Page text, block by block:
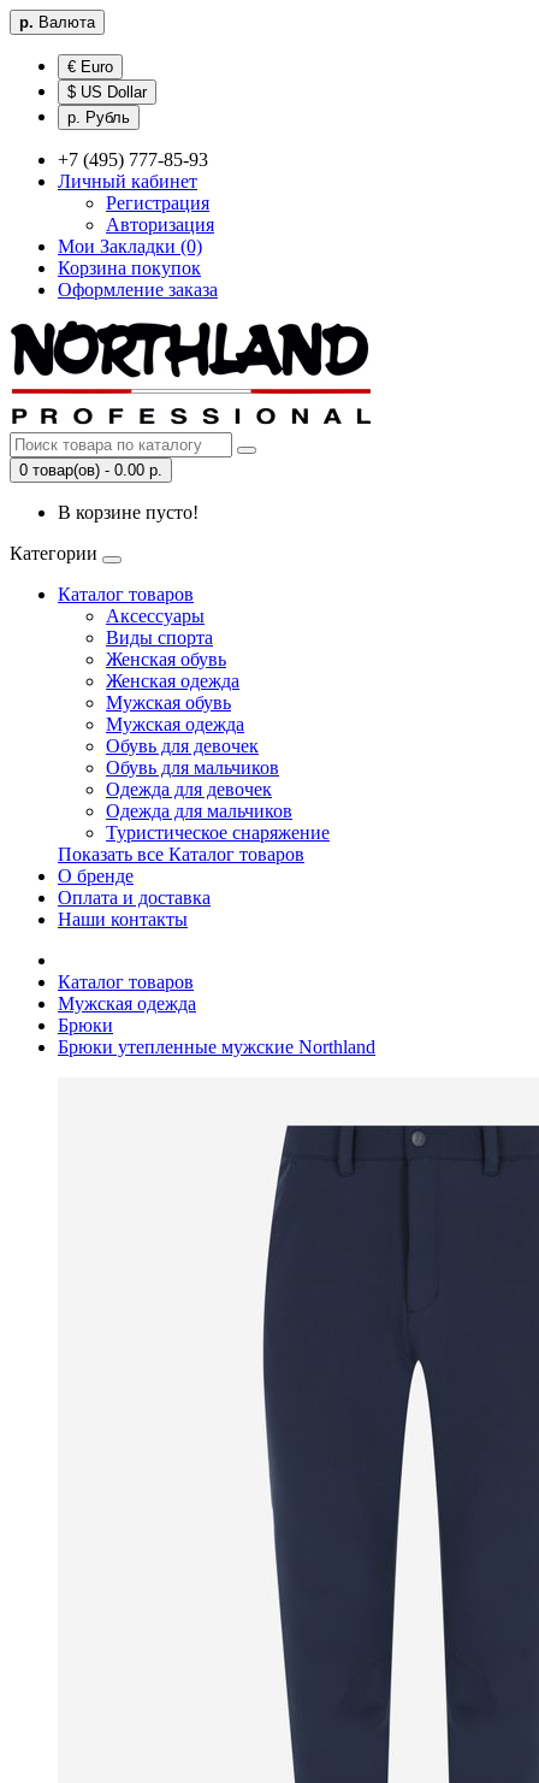
р. Валюта
€ Euro
$ US Dollar
р. Рубль
+7 (495) 777-85-93
Личный кабинет
Регистрация
Авторизация
Мои Закладки (0)
Корзина покупок
Оформление заказа
0 товар(ов) - 0.00 р.
В корзине пусто!
Категории
Каталог товаров
Аксессуары
Виды спорта
Женская обувь
Женская одежда
Мужская обувь
Мужская одежда
Обувь для девочек
Обувь для мальчиков
Одежда для девочек
Одежда для мальчиков
Туристическое снаряжение
Показать все Каталог товаров
О бренде
Оплата и доставка
Наши контакты
Каталог товаров
Мужская одежда
Брюки
Брюки утепленные мужские Northland